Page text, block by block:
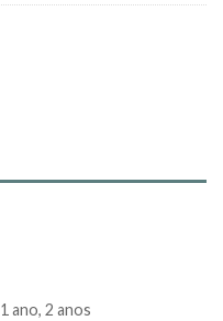
1 ano, 2 anos